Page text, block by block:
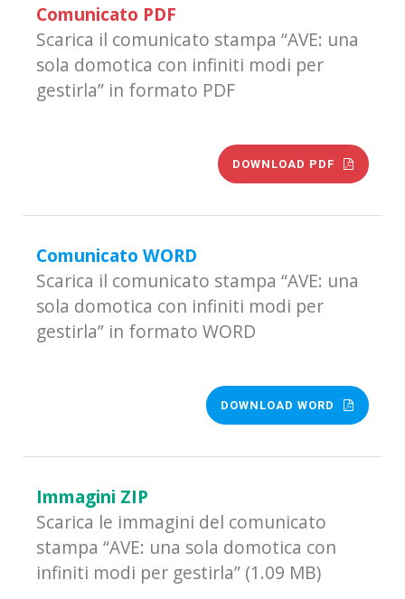
Comunicato PDF
Scarica il comunicato stampa “AVE: una
sola domotica con infiniti modi per
gestirla” in formato PDF
DOWNLOAD PDF
Comunicato WORD
Scarica il comunicato stampa “AVE: una
sola domotica con infiniti modi per
gestirla” in formato WORD
DOWNLOAD WORD
Immagini ZIP
Scarica le immagini del comunicato
stampa “AVE: una sola domotica con
infiniti modi per gestirla” (1.09 MB)